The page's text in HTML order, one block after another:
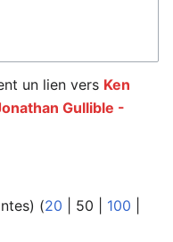
un lien vers Ken
Gullible -
) (20 50 100